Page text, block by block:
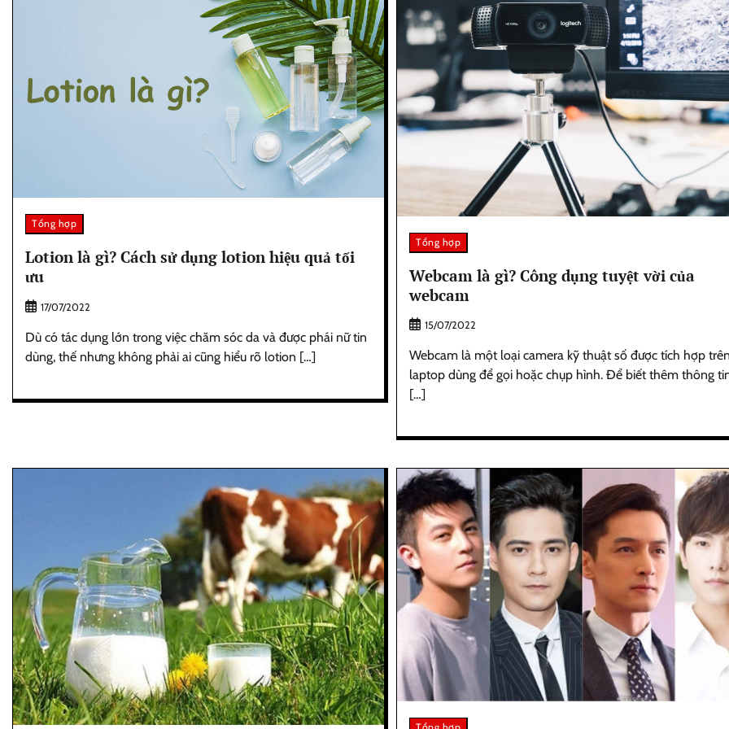
Tổng hợp
Lotion là gì? Cách sử dụng lotion hiệu quả tối
ưu
17/07/2022
Dù có tác dụng lớn trong việc chăm sóc da và được phái nữ tin
dùng, thế nhưng không phải ai cũng hiểu rõ lotion […]
Tổng hợp
Webcam là gì? Công dụng tuyệt vời của
webcam
15/07/2022
Webcam là một loại camera kỹ thuật số được tích hợp
laptop dùng để gọi hoặc chụp hình. Để biết thêm thông
[…]